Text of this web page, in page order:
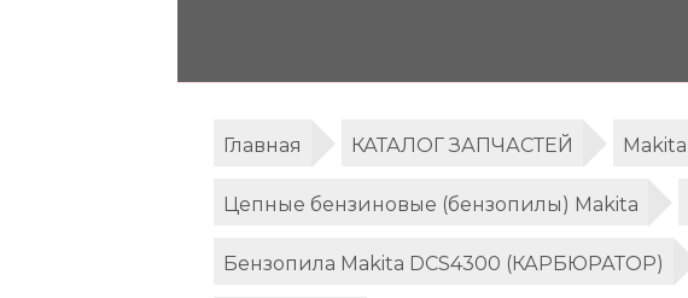
Главная КАТАЛОГ ЗАПЧАСТЕЙ Makita
Цепные бензиновые (бензопилы) Makita
Бензопила Makita DCS4300 (КАРБЮРАТОР)